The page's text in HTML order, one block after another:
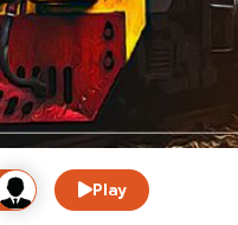
Play